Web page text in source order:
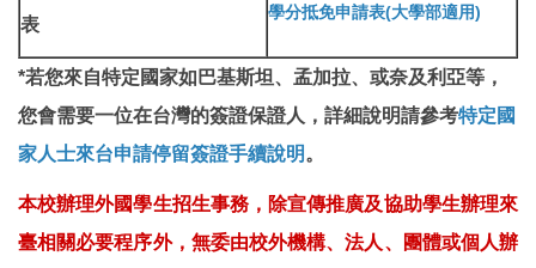
表
學分抵免申請表(大學部適用)
*若您來自特定國家如巴基斯坦、孟加拉、或奈及利亞等，
您會需要一位在台灣的簽證保證人，詳細說明請參考特定國
家人士來台申請停留簽證手續說明。
本校辦理外國學生招生事務，除宣傳推廣及協助學生辦理來
臺相關必要程序外，無委由校外機構、法人、團體或個人辦